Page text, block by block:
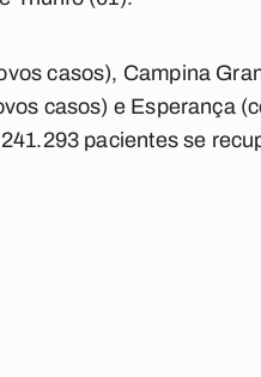
casos), Campina
casos) e Esperança
pacientes se